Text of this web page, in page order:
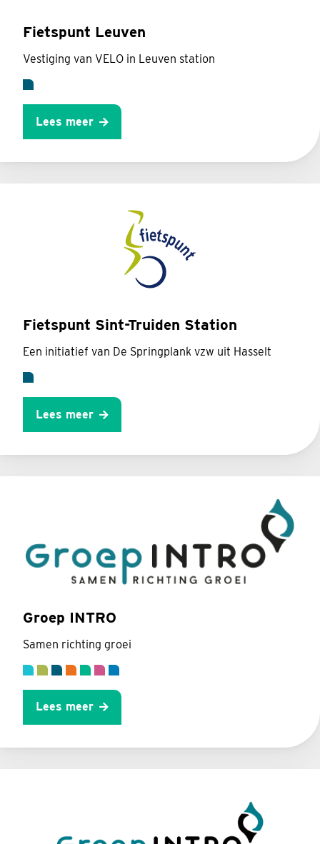
Fietspunt Leuven
Vestiging van VELO in Leuven station
Lees meer
Fietspunt Sint-Truiden Station
Een initiatief van De Springplank vzw uit Hasselt
Lees meer
Groep INTRO
Samen richting groei
Lees meer